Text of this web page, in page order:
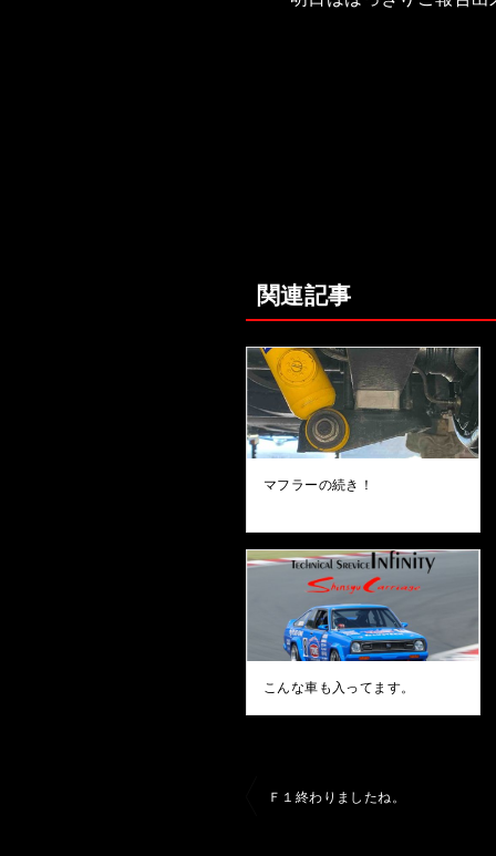
関連記事
マフラーの続き！
こんな車も入ってます。
Ｆ１終わりましたね。